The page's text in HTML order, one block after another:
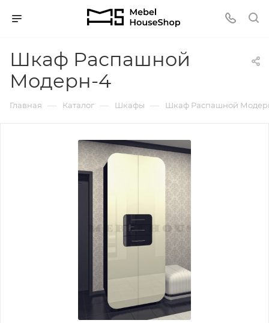
Шкаф Распашной
Модерн-4
Главная — Каталог — Шкафы — Шкаф Распашной